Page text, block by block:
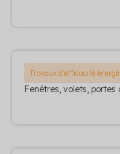
Travaux d'efficacité
Fenêtres, volets,